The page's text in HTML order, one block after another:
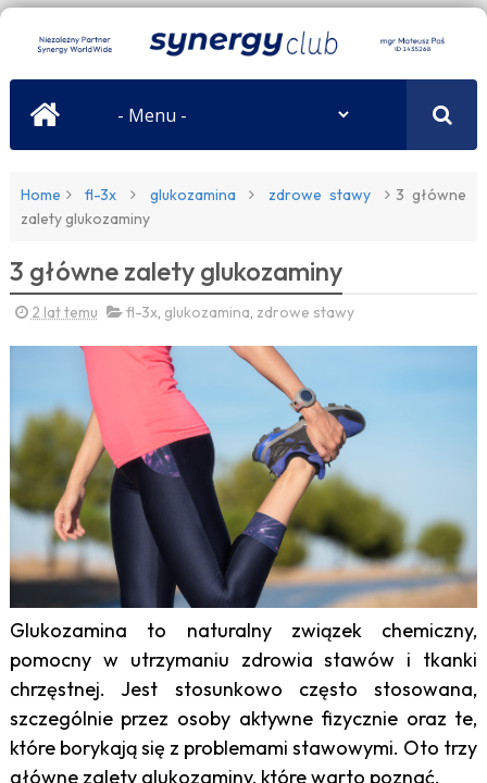
Home fl-3x glukozamina zdrowe stawy
3 główne
zalety glukozaminy
3 główne zalety glukozaminy
2 lat temu fl-3x, glukozamina, zdrowe stawy
Glukozamina to naturalny związek chemiczny,
pomocny w utrzymaniu zdrowia stawów i tkanki
chrzęstnej. Jest stosunkowo często stosowana,
szczególnie przez osoby aktywne fizycznie oraz te,
które borykają się z problemami stawowymi. Oto trzy
główne zalety glukozaminy, które warto poznać.